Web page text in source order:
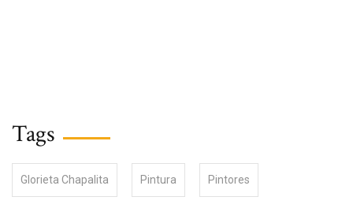
Tags
Glorieta Chapalita Pintura Pintores